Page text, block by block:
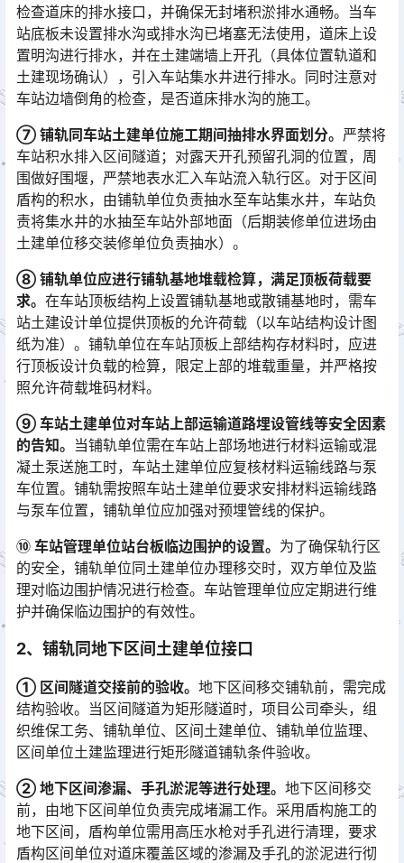
检查道床的排水接口，并确保无封堵积淤排水通畅。当车
站底板未设置排水沟或排水沟已堵塞无法使用，道床上设
置明沟进行排水，并在土建端墙上开孔（具体位置轨道和
土建现场确认），引入车站集水井进行排水。同时注意对
车站边墙倒角的检查，是否道床排水沟的施工。󠅅󠅃󠄵󠅂󠄪󠇖󠆨󠆨󠇕󠆞󠆒󠅬󠇘󠆭󠆘󠇙󠆝󠅵󠇗󠆭󠆁󠄐󠇗󠅹󠅸󠇖󠆍󠅳󠇖󠅹󠅰󠇖󠆌󠅹
⑦ 铺轨同车站土建单位施工期间抽排水界面划分。 严禁将
车站积水排入区间隧道；对露天开孔预留孔洞的位置，周
围做好围堰，严禁地表水汇入车站流入轨行区。对于区间
盾构的积水，由铺轨单位负责抽水至车站集水井，车站负
责将集水井的水抽至车站外部地面（后期装修单位进场由
土建单位移交装修单位负责抽水）。󠅅󠅃󠄵󠅂󠄪󠇖󠆨󠆨󠇕󠆞󠆒󠅬󠇘󠆭󠆘󠇙󠆝󠅵󠇗󠆭󠆁󠄐󠇗󠅹󠅸󠇖󠆍󠅳󠇖󠅹󠅰󠇖󠆌󠅹
⑧ 铺轨单位应进行铺轨基地堆载检算，满足顶板荷载要
求。 在车站顶板结构上设置铺轨基地或散铺基地时，需车
站土建设计单位提供顶板的允许荷载（以车站结构设计图
纸为准）。铺轨单位在车站顶板上部结构存材料时，应进
行顶板设计负载的检算，限定上部的堆载重量，并严格按
照允许荷载堆码材料。󠅅󠅃󠄵󠅂󠄪󠇖󠆨󠆨󠇕󠆞󠆒󠅬󠇘󠆭󠆘󠇙󠆝󠅵󠇗󠆭󠆁󠄐󠇗󠅹󠅸󠇖󠆍󠅳󠇖󠅹󠅰󠇖󠆌󠅹
⑨ 车站土建单位对车站上部运输道路埋设管线等安全因素
的告知。 当铺轨单位需在车站上部场地进行材料运输或混
凝土泵送施工时，车站土建单位应复核材料运输线路与泵
车位置。铺轨需按照车站土建单位要求安排材料运输线路
与泵车位置，铺轨单位应加强对预埋管线的保护。󠅅󠅃󠄵󠅂󠄪󠇖󠆨󠆨󠇕󠆞󠆒󠅬󠇘󠆭󠆘󠇙󠆝󠅵󠇗󠆭󠆁󠄐󠇗󠅹󠅸󠇖󠆍󠅳󠇖󠅹󠅰󠇖󠆌󠅹
⑩ 车站管理单位站台板临边围护的设置。 为了确保轨行区
的安全，铺轨单位同土建单位办理移交时，双方单位及监
理对临边围护情况进行检查。车站管理单位应定期进行维
护并确保临边围护的有效性。
2、铺轨同地下区间土建单位接口
① 区间隧道交接前的验收。 地下区间移交铺轨前，需完成
结构验收。当区间隧道为矩形隧道时，项目公司牵头，组
织维保工务、铺轨单位、区间土建单位、铺轨单位监理、
区间单位土建监理进行矩形隧道铺轨条件验收。󠅅󠅃󠄵󠅂󠄪󠇖󠆨󠆨󠇕󠆞󠆒󠅬󠇘󠆭󠆘󠇙󠆝󠅵󠇗󠆭󠆁󠄐󠇗󠅹󠅸󠇖󠆍󠅳󠇖󠅹󠅰󠇖󠆌󠅹
② 地下区间渗漏、手孔淤泥等进行处理。 地下区间移交
前，由地下区间单位负责完成堵漏工作。采用盾构施工的
地下区间，盾构单位需用高压水枪对手孔进行清理，要求
盾构区间单位对道床覆盖区域的渗漏及手孔的淤泥进行彻